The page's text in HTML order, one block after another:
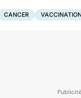
CANCER